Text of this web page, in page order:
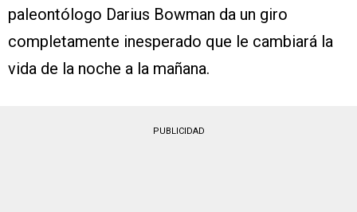
paleontólogo Darius Bowman da un giro
completamente inesperado que le cambiará la
vida de la noche a la mañana.
PUBLICIDAD